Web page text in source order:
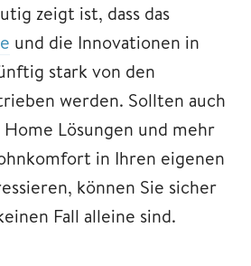
zeigt ist, dass das
und die Innovationen in
stark von den
werden. Sollten auch
Lösungen und mehr
in Ihren eigenen
können Sie sicher
Fall alleine sind.